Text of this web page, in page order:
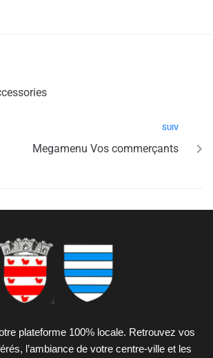
SUIV
Megamenu Vos commerçants
plateforme 100% locale. Retrouvez vos
l’ambiance de votre centre-ville et les